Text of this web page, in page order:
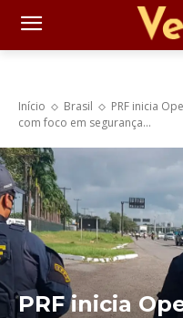
Início Brasil
PRF inicia
com foco em segurança...
PRF inicia